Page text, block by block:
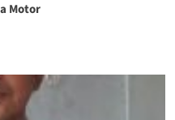
Motor